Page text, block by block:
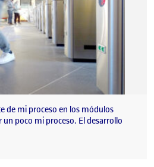
de mi proceso en los módulos
poco mi proceso. El desarrollo